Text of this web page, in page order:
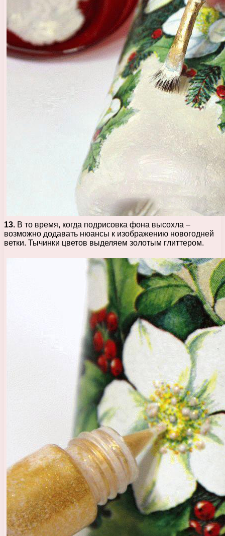
13. В то время, когда подрисовка фона высохла –
возможно додавать нюансы к изображению новогодней
ветки. Тычинки цветов выделяем золотым глиттером.